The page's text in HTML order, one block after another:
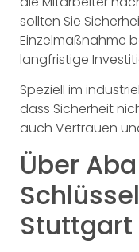
sollten Sie
Einzelmaßnahme
langfristige
Speziell im
dass Sicherheit
auch Vertrauen
Über Aba
Stuttgart